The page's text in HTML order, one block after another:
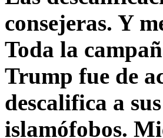
consejeras. Y
Toda la
Trump fue de
descalifica a
islamófobos.